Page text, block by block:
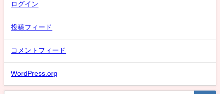
ログイン
投稿フィード
コメントフィード
WordPress.org